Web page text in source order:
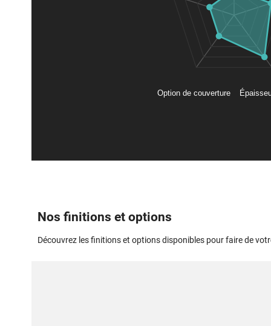
Option de couverture
Nos finitions et options
Découvrez les finitions et options disponibles pour faire de